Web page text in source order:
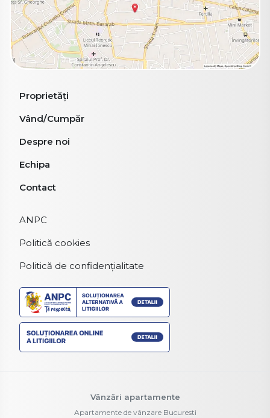
Proprietăți
Vând/Cumpăr
Despre noi
Echipa
Contact
ANPC
Politică cookies
Politică de confidențialitate
Vânzări apartamente
Apartamente de vânzare Bucuresti